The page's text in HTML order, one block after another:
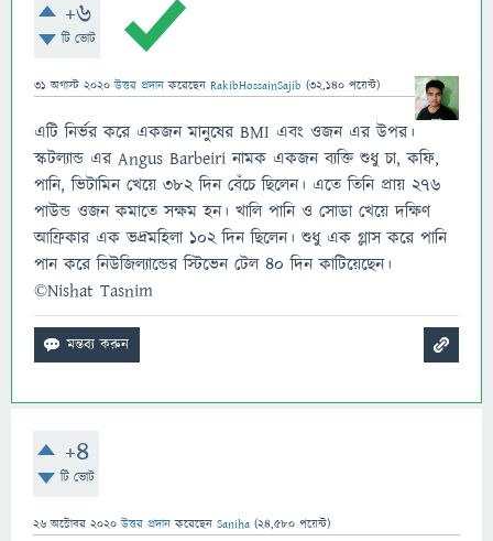
+6
টি ভোট
31 অগাস্ট 2020 উত্তর প্রদান করেছেন RakibHossainSajib (32,140 পয়েন্ট)
এটি নির্ভর করে একজন মানুষের BMI এবং ওজন এর উপর।
স্কটল্যান্ড এর Angus Barbeiri নামক একজন ব্যক্তি শুধু চা, কফি,
পানি, ভিটামিন খেয়ে ৩৮২ দিন বেঁচে ছিলেন। এতে তিনি প্রায় ২৭৬
পাউন্ড ওজন কমাতে সক্ষম হন। খালি পানি ও সোডা খেয়ে দক্ষিণ
আফ্রিকার এক ভদ্রমহিলা ১০২ দিন ছিলেন। শুধু এক গ্লাস করে পানি
পান করে নিউজিল্যান্ডের স্টিভেন টেল ৪০ দিন কাটিয়েছেন।
©Nishat Tasnim
+4
টি ভোট
26 অক্টোবর 2020 উত্তর প্রদান করেছেন Saniha (24,580 পয়েন্ট)